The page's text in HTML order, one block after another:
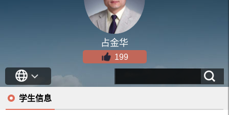
占金华
199
学生信息